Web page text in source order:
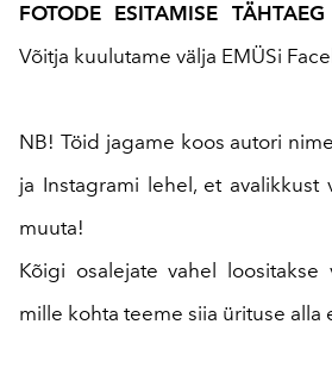
FOTODE ESITAMISE TÄHTAEG
Võitja kuulutame välja EMÜSi
NB! Töid jagame koos autori
ja Instagrami lehel, et avalikkust
muuta!
Kõigi osalejate vahel loositakse
mille kohta teeme siia ürituse alla